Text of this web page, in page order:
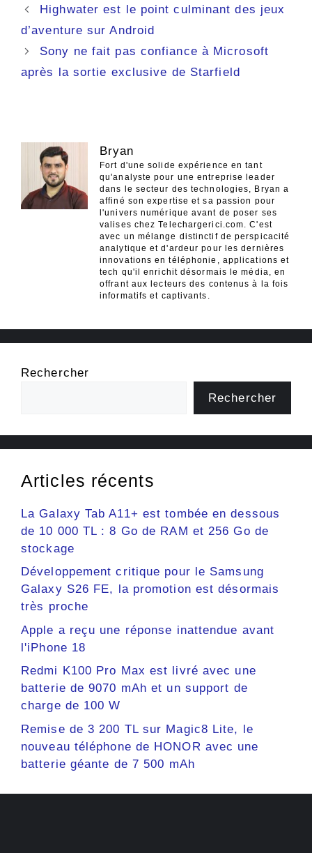
Navigation
des
Highwater est le point culminant des jeux
d’aventure sur Android
Sony ne fait pas confiance à Microsoft
après la sortie exclusive de Starfield
Bryan
Fort d'une solide expérience en tant
qu'analyste pour une entreprise leader
dans le secteur des technologies, Bryan a
affiné son expertise et sa passion pour
l'univers numérique avant de poser ses
valises chez Telechargerici.com. C'est
avec un mélange distinctif de perspicacité
analytique et d'ardeur pour les dernières
innovations en téléphonie, applications et
tech qu'il enrichit désormais le média, en
offrant aux lecteurs des contenus à la fois
informatifs et captivants.
Rechercher
Rechercher
Articles récents
La Galaxy Tab A11+ est tombée en dessous
de 10 000 TL : 8 Go de RAM et 256 Go de
stockage
Développement critique pour le Samsung
Galaxy S26 FE, la promotion est désormais
très proche
Apple a reçu une réponse inattendue avant
l'iPhone 18
Redmi K100 Pro Max est livré avec une
batterie de 9070 mAh et un support de
charge de 100 W
Remise de 3 200 TL sur Magic8 Lite, le
nouveau téléphone de HONOR avec une
batterie géante de 7 500 mAh